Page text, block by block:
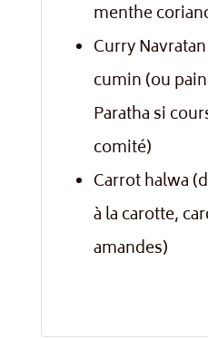
menthe
Curry
cumin (ou
Paratha si
comité)
Carrot halwa
à la carotte,
amandes)